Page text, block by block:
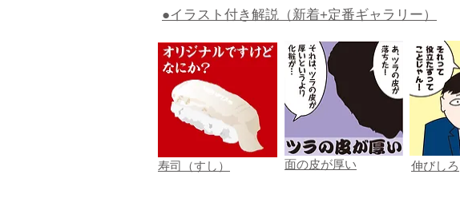
●イラスト付き解説（新着+定番ギャラリー）
寿司（すし） 面の皮が厚い 伸びしろ